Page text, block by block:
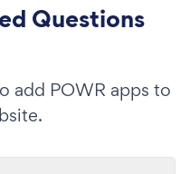
Questions
add POWR apps to